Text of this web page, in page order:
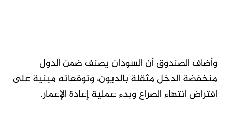
وأضاف الصندوق أن السودان يصنف ضمن الدول
منخفضة الدخل مثقلة بالديون، وتوقعاته مبنية على
افتراض انتهاء الصراع وبدء عملية إعادة الإعمار.